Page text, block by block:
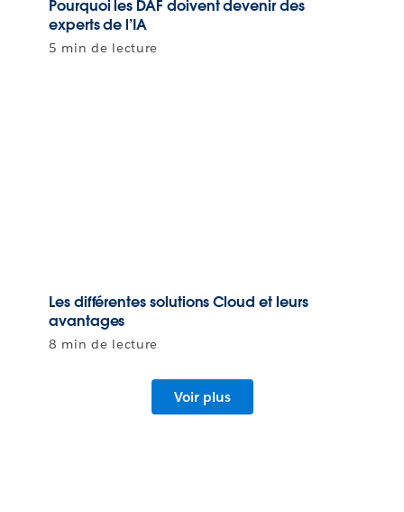
Pourquoi les DAF doivent devenir des
experts de l’IA
5 min de lecture
Les différentes solutions Cloud et leurs
avantages
8 min de lecture
Voir plus